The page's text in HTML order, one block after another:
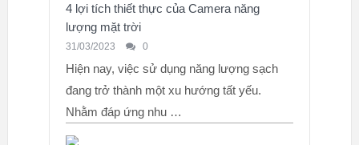
4 lợi tích thiết thực của Camera năng
lượng mặt trời
31/03/2023 0
Hiện nay, việc sử dụng năng lượng sạch
đang trở thành một xu hướng tất yếu.
Nhằm đáp ứng nhu …